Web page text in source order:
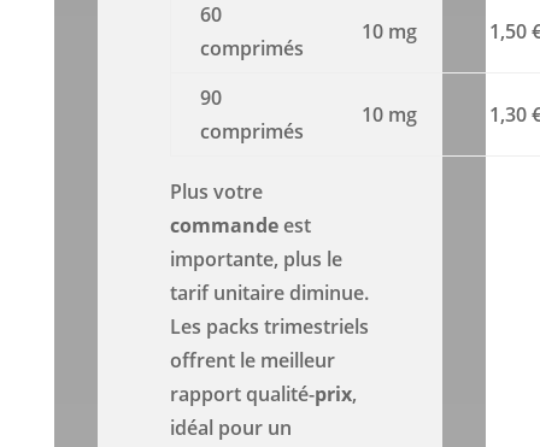
60
comprimés
10 mg 1,50
90
comprimés
10 mg 1,30
Plus votre
commandeest
importante, plus le
tarif unitaire diminue.
Les packs trimestriels
offrent le meilleur
rapport qualité-prix,
idéal pour un